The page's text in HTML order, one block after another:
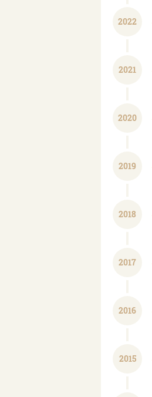
2022
2021
2020
2019
2018
2017
2016
2015